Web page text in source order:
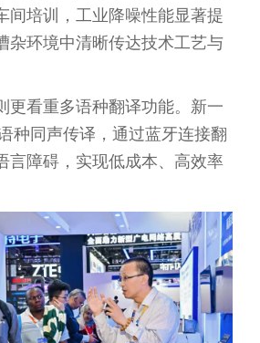
间培训，工业降噪性能显著提
杂环境中清晰传达技术工艺与
更看重多语种翻译功能。新一
种同声传译，通过蓝牙连接翻
言障碍，实现低成本、高效率